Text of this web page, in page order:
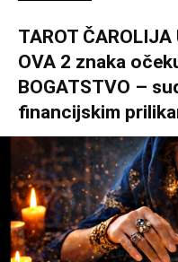
TAROT ČAROLIJA
OVA 2 znaka
BOGATSTVO –
financijskim